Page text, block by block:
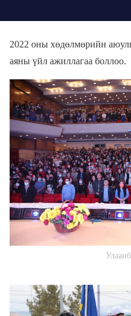
2022 оны хөдөлмөрийн
аяны үйл ажиллагаа боллоо.